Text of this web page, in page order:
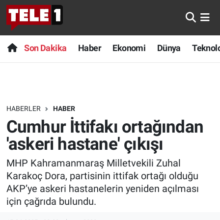
Son Dakika Haber Ekonomi Dünya
HABERLER HABER
Cumhur İttifakı ortağından
'askeri hastane' çıkışı
MHP Kahramanmaraş Milletvekili Zuhal
Karakoç Dora, partisinin ittifak ortağı olduğu
AKP’ye askeri hastanelerin yeniden açılması
için çağrıda bulundu.
Anında Manşet
Başka Sohbetler
Bilim turu
Bilim ve Teknoloji Evreni
Doğa Konuşuyor
Dünya
Son Dakika
Haber
Dünya
Teknoloji
Sağlık
Spor
Nöbetçi Eczaneler
Hava Durumu
Trafik Durumu
Süper Lig Puan Durumu ve Fikstür
Tüm Manşetler
Son Dakika Haberleri